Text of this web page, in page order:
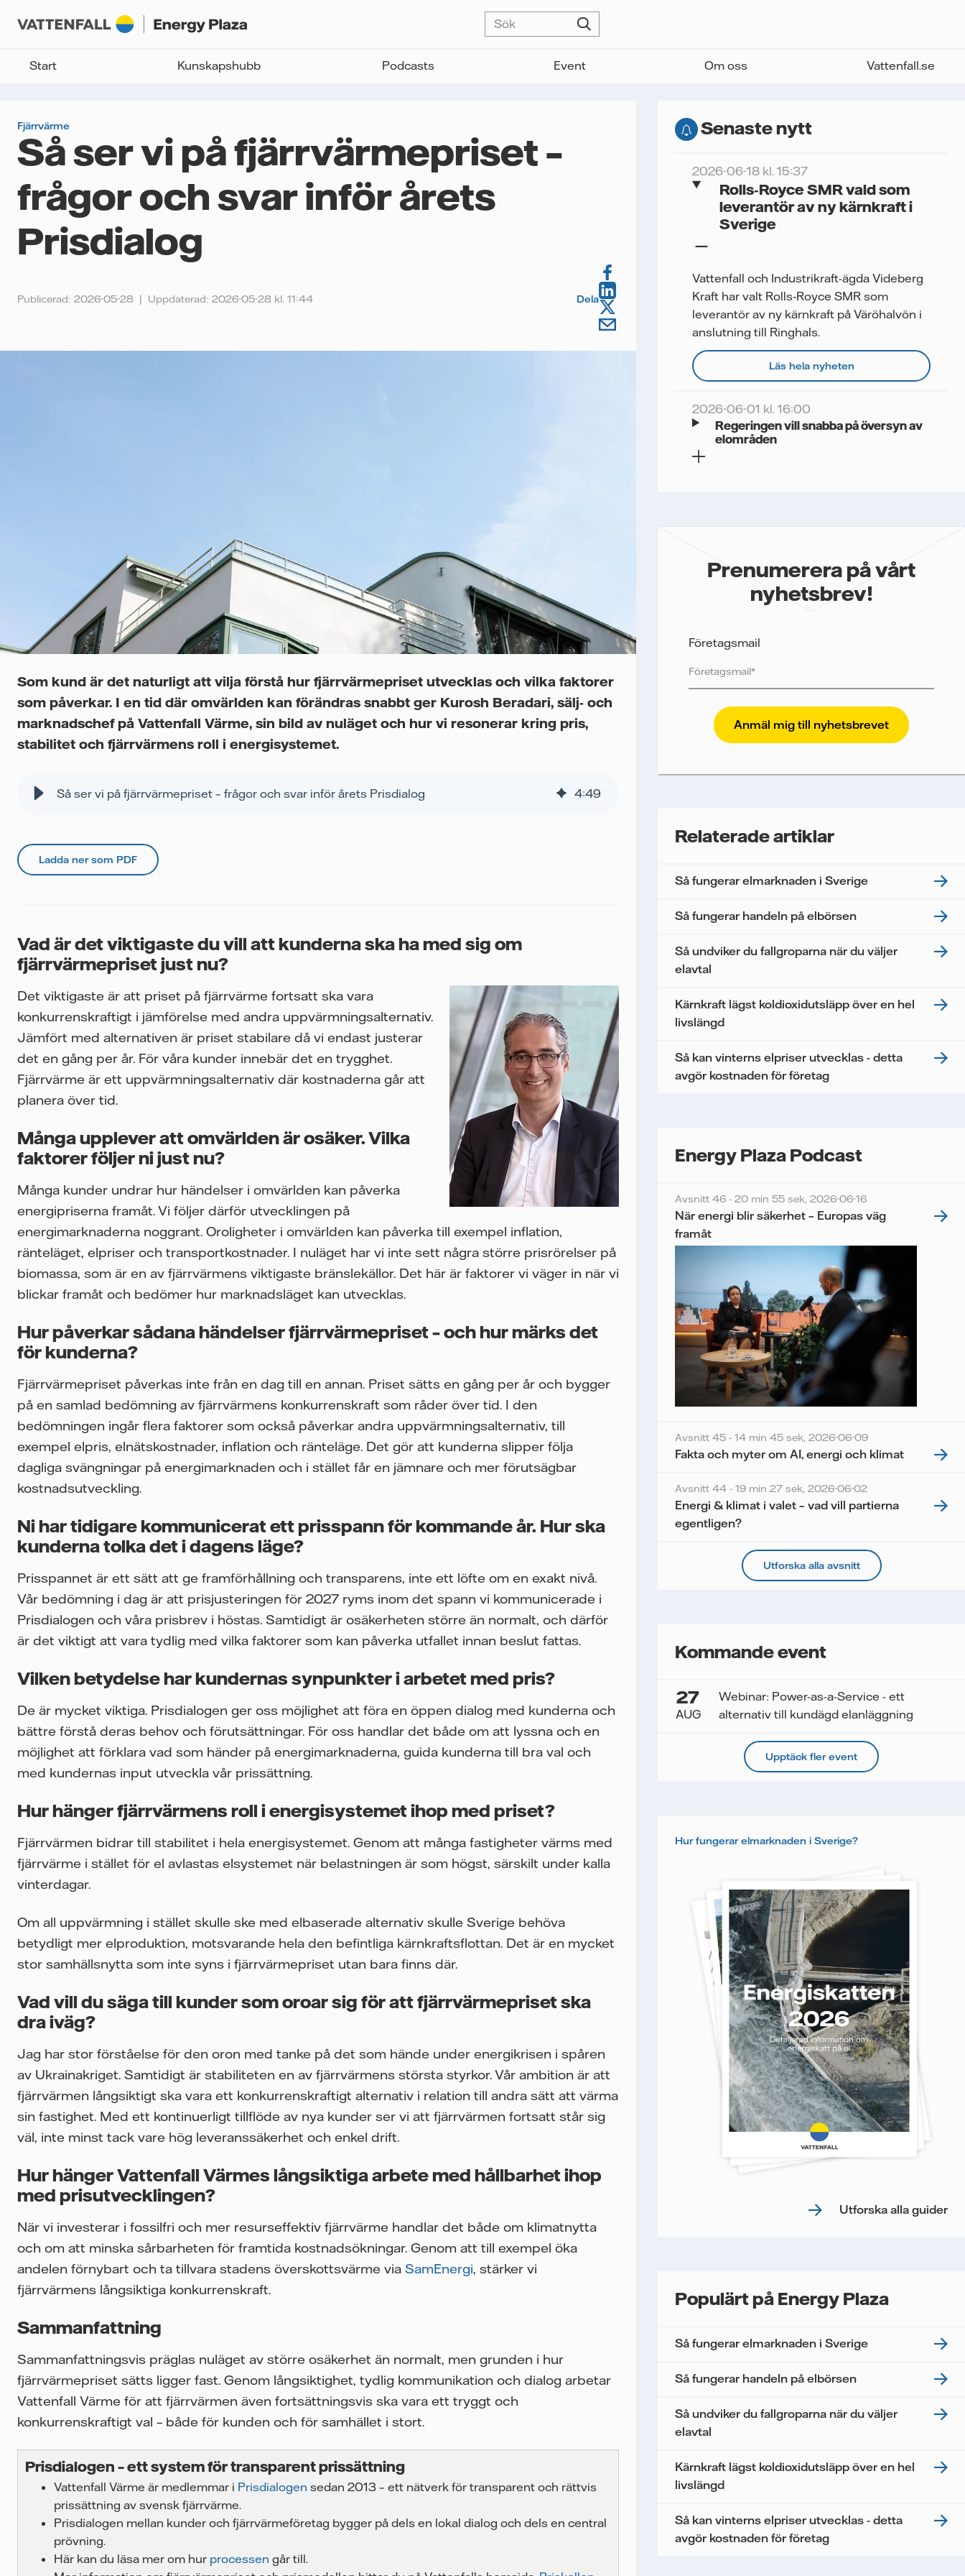
Start Kunskapshubb Podcasts Event Om oss Vattenfall.se
Fjärrvärme
Så ser vi på fjärrvärmepriset –
frågor och svar inför årets
Prisdialog
Publicerad: 2026-05-28 Uppdaterad: 2026-05-28 kl. 11:44 Dela
Som kund är det naturligt att vilja förstå hur fjärrvärmepriset utvecklas och vilka faktorer
som påverkar. I en tid där omvärlden kan förändras snabbt ger Kurosh Beradari, sälj- och
marknadschef på Vattenfall Värme, sin bild av nuläget och hur vi resonerar kring pris,
stabilitet och fjärrvärmens roll i energisystemet.
Så ser vi på fjärrvärmepriset – frågor och svar inför årets Prisdialog 4:49
Ladda ner som PDF
Vad är det viktigaste du vill att kunderna ska ha med sig om
fjärrvärmepriset just nu?
Det viktigaste är att priset på fjärrvärme fortsatt ska vara
konkurrenskraftigt i jämförelse med andra uppvärmningsalternativ.
Jämfört med alternativen är priset stabilare då vi endast justerar
det en gång per år. För våra kunder innebär det en trygghet.
Fjärrvärme är ett uppvärmningsalternativ där kostnaderna går att
planera över tid.
Många upplever att omvärlden är osäker. Vilka
faktorer följer ni just nu?
Många kunder undrar hur händelser i omvärlden kan påverka
energipriserna framåt. Vi följer därför utvecklingen på
energimarknaderna noggrant. Oroligheter i omvärlden kan påverka till exempel inflation,
ränteläget, elpriser och transportkostnader. I nuläget har vi inte sett några större prisrörelser på
biomassa, som är en av fjärrvärmens viktigaste bränslekällor. Det här är faktorer vi väger in när vi
blickar framåt och bedömer hur marknadsläget kan utvecklas.
Hur påverkar sådana händelser fjärrvärmepriset – och hur märks det
för kunderna?
Fjärrvärmepriset påverkas inte från en dag till en annan. Priset sätts en gång per år och bygger
på en samlad bedömning av fjärrvärmens konkurrenskraft som råder över tid. I den
bedömningen ingår flera faktorer som också påverkar andra uppvärmningsalternativ, till
exempel elpris, elnätskostnader, inflation och ränteläge. Det gör att kunderna slipper följa
dagliga svängningar på energimarknaden och i stället får en jämnare och mer förutsägbar
kostnadsutveckling.
Ni har tidigare kommunicerat ett prisspann för kommande år. Hur ska
kunderna tolka det i dagens läge?
Prisspannet är ett sätt att ge framförhållning och transparens, inte ett löfte om en exakt nivå.
Vår bedömning i dag är att prisjusteringen för 2027 ryms inom det spann vi kommunicerade i
Prisdialogen och våra prisbrev i höstas. Samtidigt är osäkerheten större än normalt, och därför
är det viktigt att vara tydlig med vilka faktorer som kan påverka utfallet innan beslut fattas.
Vilken betydelse har kundernas synpunkter i arbetet med pris?
De är mycket viktiga. Prisdialogen ger oss möjlighet att föra en öppen dialog med kunderna och
bättre förstå deras behov och förutsättningar. För oss handlar det både om att lyssna och en
möjlighet att förklara vad som händer på energimarknaderna, guida kunderna till bra val och
med kundernas input utveckla vår prissättning.
Hur hänger fjärrvärmens roll i energisystemet ihop med priset?
Fjärrvärmen bidrar till stabilitet i hela energisystemet. Genom att många fastigheter värms med
fjärrvärme i stället för el avlastas elsystemet när belastningen är som högst, särskilt under kalla
vinterdagar.
Om all uppvärmning i stället skulle ske med elbaserade alternativ skulle Sverige behöva
betydligt mer elproduktion, motsvarande hela den befintliga kärnkraftsflottan. Det är en mycket
stor samhällsnytta som inte syns i fjärrvärmepriset utan bara finns där.
Vad vill du säga till kunder som oroar sig för att fjärrvärmepriset ska
dra iväg?
Jag har stor förståelse för den oron med tanke på det som hände under energikrisen i spåren
av Ukrainakriget. Samtidigt är stabiliteten en av fjärrvärmens största styrkor. Vår ambition är att
fjärrvärmen långsiktigt ska vara ett konkurrenskraftigt alternativ i relation till andra sätt att värma
sin fastighet. Med ett kontinuerligt tillflöde av nya kunder ser vi att fjärrvärmen fortsatt står sig
väl, inte minst tack vare hög leveranssäkerhet och enkel drift.
Hur hänger Vattenfall Värmes långsiktiga arbete med hållbarhet ihop
med prisutvecklingen?
När vi investerar i fossilfri och mer resurseffektiv fjärrvärme handlar det både om klimatnytta
och om att minska sårbarheten för framtida kostnadsökningar. Genom att till exempel öka
andelen förnybart och ta tillvara stadens överskottsvärme via SamEnergi, stärker vi
fjärrvärmens långsiktiga konkurrenskraft.
Sammanfattning
Sammanfattningsvis präglas nuläget av större osäkerhet än normalt, men grunden i hur
fjärrvärmepriset sätts ligger fast. Genom långsiktighet, tydlig kommunikation och dialog arbetar
Vattenfall Värme för att fjärrvärmen även fortsättningsvis ska vara ett tryggt och
konkurrenskraftigt val – både för kunden och för samhället i stort.
Prisdialogen – ett system för transparent prissättning
Vattenfall Värme är medlemmar i Prisdialogen sedan 2013 – ett nätverk för transparent och rättvis
prissättning av svensk fjärrvärme.
Prisdialogen mellan kunder och fjärrvärmeföretag bygger på dels en lokal dialog och dels en central
prövning.
Här kan du läsa mer om hur processen går till.
Senaste nytt
2026-06-18 kl. 15:37
Rolls‑Royce SMR vald som
leverantör av ny kärnkraft i
Sverige
Vattenfall och Industrikraft-ägda Videberg
Kraft har valt Rolls‑Royce SMR som
leverantör av ny kärnkraft på Väröhalvön i
anslutning till Ringhals.
Läs hela nyheten
2026-06-01 kl. 16:00
Regeringen vill snabba på översyn av
elområden
Prenumerera på vårt
nyhetsbrev!
Företagsmail
Vattenfall skyddar och respekterar din integritet.
För att Vattenfalls storföretagsförsäljning ska
kunna skicka nyhetsbrevet till dig, behöver vi dina
mäta och analysera deras prestanda, inklusive
delas med tredje part, och du kan när som helst
Vattenfall behandlar dina personuppgifter.
Jag samtycker till att Vattenfall behandlar mina
nyhetsbrevet.*
Relaterade artiklar
Så fungerar elmarknaden i Sverige
Så fungerar handeln på elbörsen
Så undviker du fallgroparna när du väljer
elavtal
Kärnkraft lägst koldioxidutsläpp över en hel
livslängd
Så kan vinterns elpriser utvecklas - detta
avgör kostnaden för företag
Energy Plaza Podcast
Avsnitt 46 - 20 min 55 sek, 2026-06-16
När energi blir säkerhet – Europas väg
framåt
Avsnitt 45 - 14 min 45 sek, 2026-06-09
Fakta och myter om AI, energi och klimat
Avsnitt 44 - 19 min 27 sek, 2026-06-02
Energi & klimat i valet – vad vill partierna
egentligen?
Utforska alla avsnitt
Kommande event
27
AUG
Webinar: Power-as-a-Service - ett
alternativ till kundägd elanläggning
Upptäck fler event
Hur fungerar elmarknaden i Sverige?
Utforska alla guider
Populärt på Energy Plaza
Så fungerar elmarknaden i Sverige
Så fungerar handeln på elbörsen
Så undviker du fallgroparna när du väljer
elavtal
Kärnkraft lägst koldioxidutsläpp över en hel
livslängd
Så kan vinterns elpriser utvecklas - detta
avgör kostnaden för företag